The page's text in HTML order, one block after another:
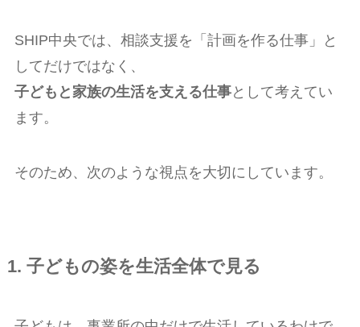
SHIP中央では、相談支援を「計画を作る仕事」と
してだけではなく、
子どもと家族の生活を支える仕事として考えてい
ます。
そのため、次のような視点を大切にしています。
1. 子どもの姿を生活全体で見る